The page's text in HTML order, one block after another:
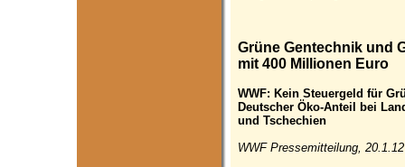
Grüne Gentechnik und
mit 400 Millionen Euro
WWF: Kein Steuergeld für
Deutscher Öko-Anteil bei
und Tschechien
WWF Pressemitteilung, 20.1.12